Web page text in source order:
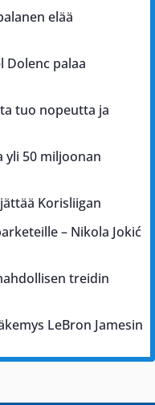
elää
Dolenc palaa
tuo nopeutta ja
yli 50 miljoonan
Korisliigan
– Nikola Jokić
treidin
LeBron Jamesin